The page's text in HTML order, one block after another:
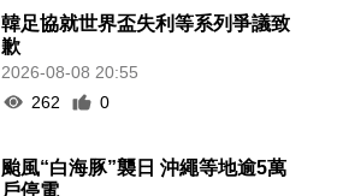
韓足協就世界盃失利等系列爭議致
歉
2026-08-08 20:55
262
0
颱風“白海豚”襲日 沖繩等地逾5萬
戶停電